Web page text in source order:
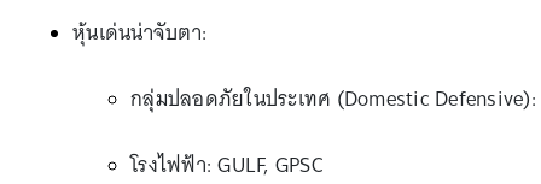
หุ้นเด่นน่าจับตา:
กลุ่มปลอดภัยในประเทศ (Domestic Defensive):
โรงไฟฟ้า: GULF, GPSC